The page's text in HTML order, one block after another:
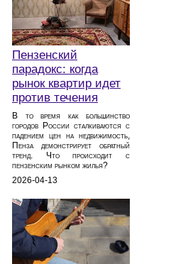
Пензенский
парадокс: когда
рынок квартир идет
против течения
В то время как большинство
городов России сталкиваются с
падением цен на недвижимость,
Пенза демонстрирует обратный
тренд. Что происходит с
пензенским рынком жилья?
2026-04-13